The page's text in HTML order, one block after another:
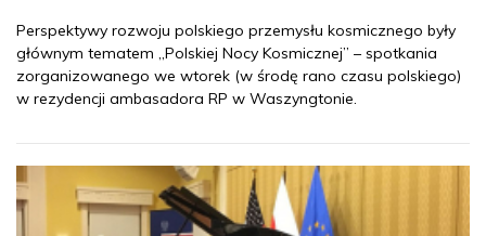
Perspektywy rozwoju polskiego przemysłu kosmicznego były
głównym tematem „Polskiej Nocy Kosmicznej” – spotkania
zorganizowanego we wtorek (w środę rano czasu polskiego)
w rezydencji ambasadora RP w Waszyngtonie.